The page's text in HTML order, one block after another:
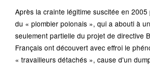
Après la crainte légitime suscitée en
du « plombier polonais », qui a abouti à
seulement partielle du projet de directive
Français ont découvert avec effroi le
« travailleurs détachés », cause d'un